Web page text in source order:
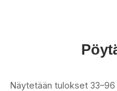
Näytetään tulokset 33–96